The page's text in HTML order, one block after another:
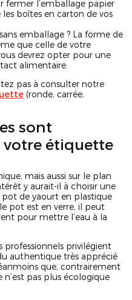
l’emballage papier
boîtes en carton de vos
emballage ? La forme de
que celle de votre
devrez opter pour une
alimentaire.
pas à consulter notre
(ronde, carrée,
sont
votre étiquette
mais aussi sur le plan
y aurait-il à choisir une
de yaourt en plastique
pot est en verre, il peut
pour mettre l’eau à la
professionnels privilégient
authentique très apprécié
que, contrairement
n’est pas plus écologique